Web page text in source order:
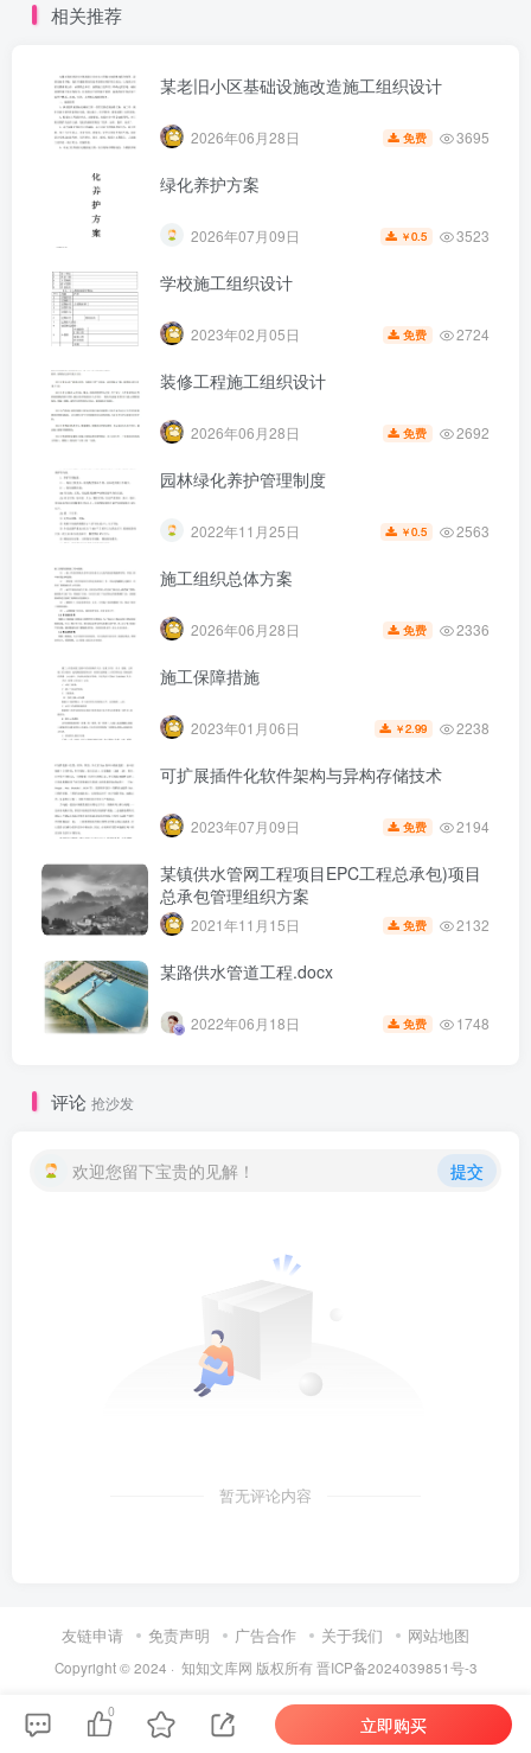
第5页 / 共47页
相关推荐
某老旧小区基础设施改造施工组织设计
2026年06月28日 免费 3695
绿化养护方案
2026年07月09日 ￥0.5 3523
学校施工组织设计
2023年02月05日 免费 2724
装修工程施工组织设计
2026年06月28日 免费 2692
园林绿化养护管理制度
2022年11月25日 ￥0.5 2563
施工组织总体方案
2026年06月28日 免费 2336
施工保障措施
2023年01月06日 ￥2.99 2238
可扩展插件化软件架构与异构存储技术
2023年07月09日 免费 2194
某镇供水管网工程项目EPC工程总承包)项目
总承包管理组织方案
2021年11月15日 免费 2132
某路供水管道工程.docx
2022年06月18日 免费 1748
评论 抢沙发
欢迎您留下宝贵的见解！ 提交
暂无评论内容
友链申请 免责声明 广告合作 关于我们 网站地图
Copyright © 2024 · 知知文库网 版权所有晋ICP备2024039851号-3
0
立即购买